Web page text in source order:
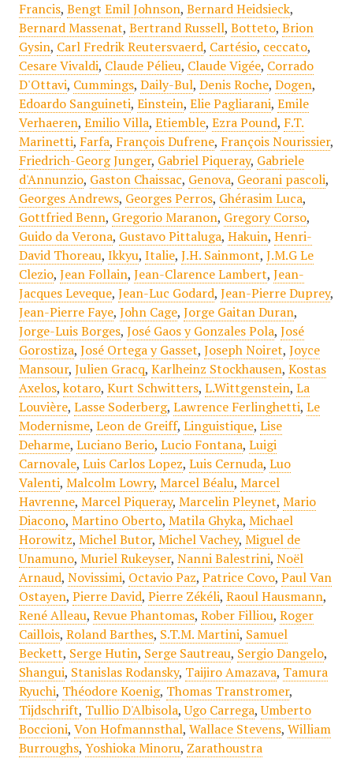
Francis, Bengt Emil Johnson, Bernard Heidsieck,
Bernard Massenat, Bertrand Russell, Botteto, Brion
Gysin, Carl Fredrik Reutersvaerd, Cartésio, ceccato,
Cesare Vivaldi, Claude Pélieu, Claude Vigée, Corrado
D'Ottavi, Cummings, Daily-Bul, Denis Roche, Dogen,
Edoardo Sanguineti, Einstein, Elie Pagliarani, Emile
Verhaeren, Emilio Villa, Etiemble, Ezra Pound, F.T.
Marinetti, Farfa, François Dufrene, François Nourissier,
Friedrich-Georg Junger, Gabriel Piqueray, Gabriele
d'Annunzio, Gaston Chaissac, Genova, Georani pascoli,
Georges Andrews, Georges Perros, Ghérasim Luca,
Gottfried Benn, Gregorio Maranon, Gregory Corso,
Guido da Verona, Gustavo Pittaluga, Hakuin, Henri-
David Thoreau, Ikkyu, Italie, J.H. Sainmont, J.M.G Le
Clezio, Jean Follain, Jean-Clarence Lambert, Jean-
Jacques Leveque, Jean-Luc Godard, Jean-Pierre Duprey,
Jean-Pierre Faye, John Cage, Jorge Gaitan Duran,
Jorge-Luis Borges, José Gaos y Gonzales Pola, José
Gorostiza, José Ortega y Gasset, Joseph Noiret, Joyce
Mansour, Julien Gracq, Karlheinz Stockhausen, Kostas
Axelos,kotaro, Kurt Schwitters, L.Wittgenstein, La
Louvière, Lasse Soderberg, Lawrence Ferlinghetti, Le
Modernisme, Leon de Greiff, Linguistique, Lise
Deharme, Luciano Berio, Lucio Fontana, Luigi
Carnovale, Luis Carlos Lopez, Luis Cernuda, Luo
Valenti, Malcolm Lowry, Marcel Béalu, Marcel
Havrenne, Marcel Piqueray, Marcelin Pleynet, Mario
Diacono, Martino Oberto, Matila Ghyka, Michael
Horowitz, Michel Butor, Michel Vachey, Miguel de
Unamuno, Muriel Rukeyser, Nanni Balestrini, Noël
Arnaud, Novissimi, Octavio Paz, Patrice Covo, Paul Van
Ostayen, Pierre David, Pierre Zékéli, Raoul Hausmann,
René Alleau, Revue Phantomas, Rober Filliou, Roger
Caillois, Roland Barthes, S.T.M. Martini, Samuel
Beckett, Serge Hutin, Serge Sautreau, Sergio Dangelo,
Shangui, Stanislas Rodansky, Taijiro Amazava, Tamura
Ryuchi, Théodore Koenig, Thomas Transtromer,
Tijdschrift, Tullio D'Albisola,Ugo Carrega,Umberto
Boccioni, Von Hofmannsthal, Wallace Stevens, William
Burroughs, Yoshioka Minoru, Zarathoustra